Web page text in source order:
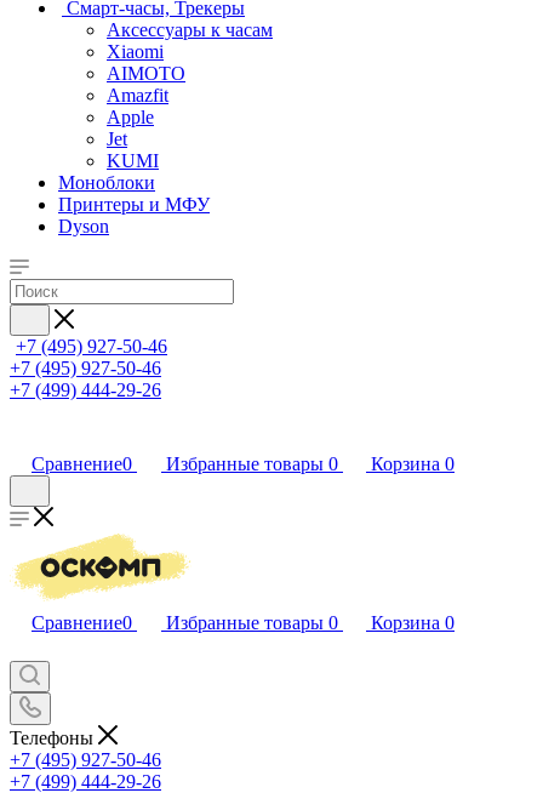
Смарт-часы, Трекеры
Аксессуары к часам
Xiaomi
AIMOTO
Amazfit
Apple
Jet
KUMI
Моноблоки
Принтеры и МФУ
Dyson
+7 (495) 927-50-46
+7 (495) 927-50-46
+7 (499) 444-29-26
Сравнение0 Избранные товары 0 Корзина 0
Сравнение0 Избранные товары 0 Корзина 0
Телефоны
+7 (495) 927-50-46
+7 (499) 444-29-26